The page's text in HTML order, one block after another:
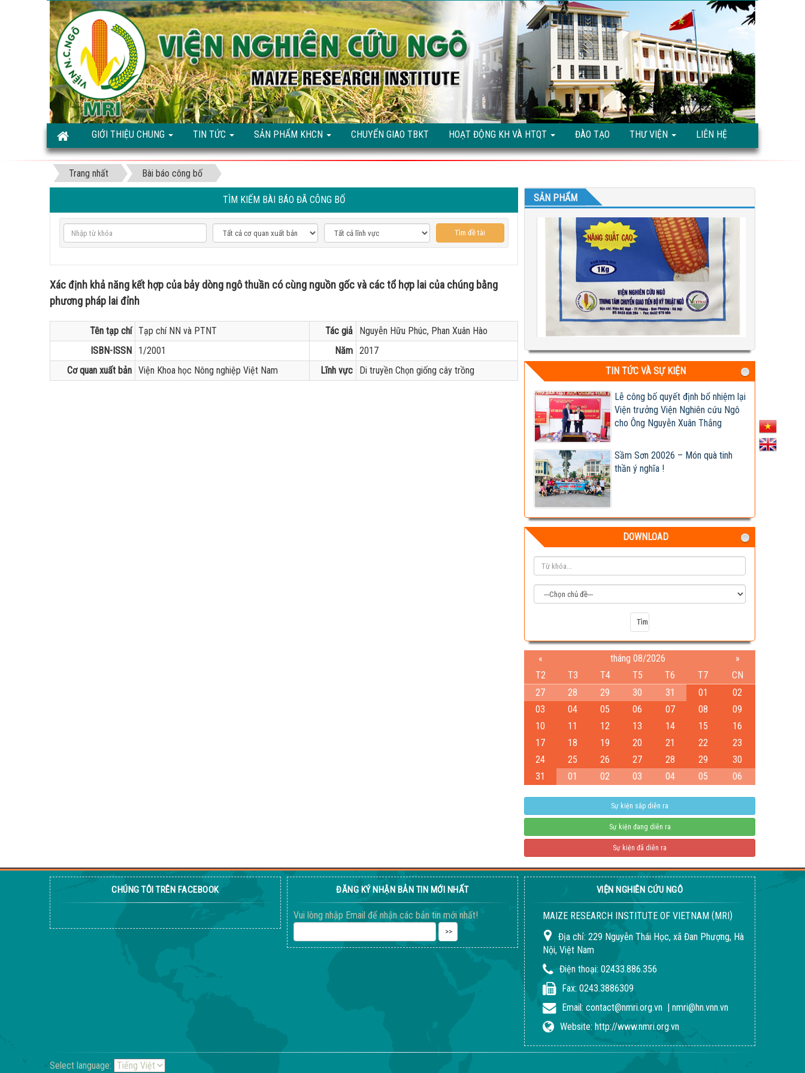
GIỚI THIỆU CHUNG TIN TỨC SẢN PHẨM KHCN CHUYỂN GIAO TBKT HOẠT ĐỘNG KH VÀ HTQT ĐÀO TẠO THƯ VIỆN LIÊN HỆ
Trang nhất Bài báo công bố
TÌM KIẾM BÀI BÁO ĐÃ CÔNG BỐ
Xác định khả năng kết hợp của bảy dòng ngô thuần có cùng nguồn gốc và các tổ hợp lai của chúng bằng
phương pháp lai đỉnh
Tên tạp chí Tạp chí NN và PTNT Tác giả
Nguyễn Hữu Phúc, Phan Xuân Hào
ISBN-ISSN
1/2001 Năm 2017
Cơ quan xuất bản Viện Khoa học Nông nghiệp Việt Nam Lĩnh vực Di truyền Chọn giống cây trồng
SẢN PHẨM
Test 2
04-08-2026 06:17:14 PM
Test
04-08-2026 06:15:38 PM
Giống ngô ngọt 198
04-08-2026 06:14:37 PM
Quy trình giống LVN152
02-08-2018 04:24:51 PM
TIN TỨC VÀ SỰ KIỆN
Lễ công bố quyết định bổ nhiệm lại
Viện trưởng Viện Nghiên cứu Ngô
cho Ông Nguyễn Xuân Thắng
Sầm Sơn 20026 – Món quà tinh
thần ý nghĩa !
DOWNLOAD
« tháng 08/2026
»
T2
T3 T4 T5 T6 T7
CN
27
28 29 30 31 01
02
03
04 05 06 07 08
09
10
11 12 13 14 15
16
17
18 19 20 21 22
23
24
25 26 27 28 29
30
31
01 02 03 04 05 06
Sự kiện sắp diễn ra
Sự kiện đang diễn ra
Sự kiện đã diễn ra
CHÚNG TÔI TRÊN FACEBOOK ĐĂNG KÝ NHẬN BẢN TIN MỚI NHẤT
Vui lòng nhập Email để nhận các bản tin mới nhất!
VIỆN NGHIÊN CỨU NGÔ
MAIZE RESEARCH INSTITUTE OF VIETNAM (MRI)
Địa chỉ: 229 Nguyễn Thái Học, xã Đan Phượng, Hà
Nội, Việt Nam
Điện thoại: 02433.886.356
Fax: 0243.3886309
Email: contact@nmri.org.vn
nmri@hn.vnn.vn
Website: http://www.nmri.org.vn
Select language: